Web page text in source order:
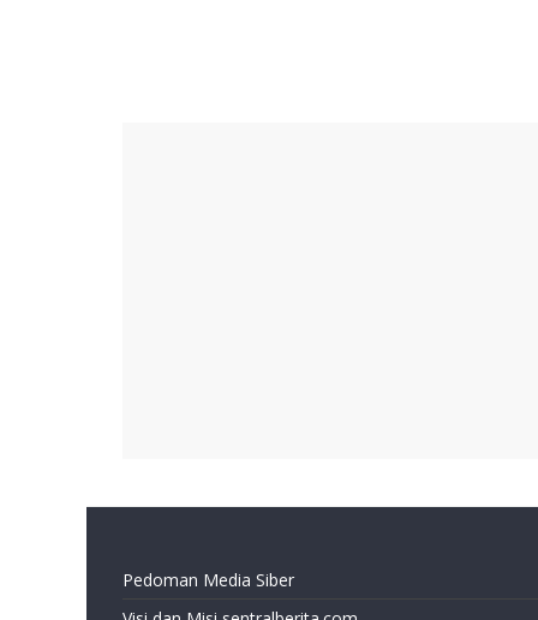
Pedoman Media Siber